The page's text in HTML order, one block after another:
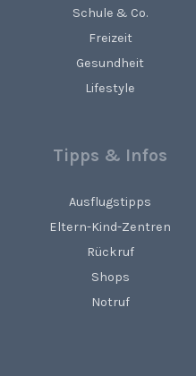
Schule & Co.
Freizeit
Gesundheit
Lifestyle
Tipps & Infos
Ausflugstipps
Eltern-Kind-Zentren
Rückruf
Shops
Notruf